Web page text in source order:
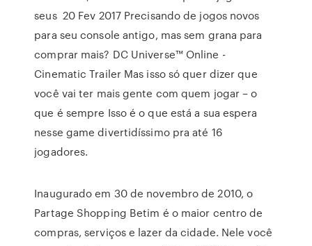
seus 20 Fev 2017 Precisando de jogos novos
para seu console antigo, mas sem grana para
comprar mais? DC Universe™ Online -
Cinematic Trailer Mas isso só quer dizer que
você vai ter mais gente com quem jogar – o
que é sempre Isso é o que está a sua espera
nesse game divertidíssimo pra até 16
jogadores.
Inaugurado em 30 de novembro de 2010, o
Partage Shopping Betim é o maior centro de
compras, serviços e lazer da cidade. Nele você